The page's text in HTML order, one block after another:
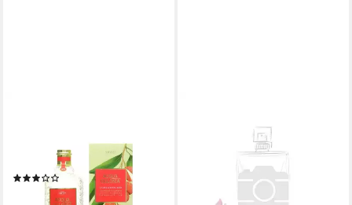
Colonia Lychee & White Mint
Eau de Cologne 170 ml
ab 28,88 €
Eau de Cologne 4711 Acqua
Colonia Intense Wakening
ab 35,10 €